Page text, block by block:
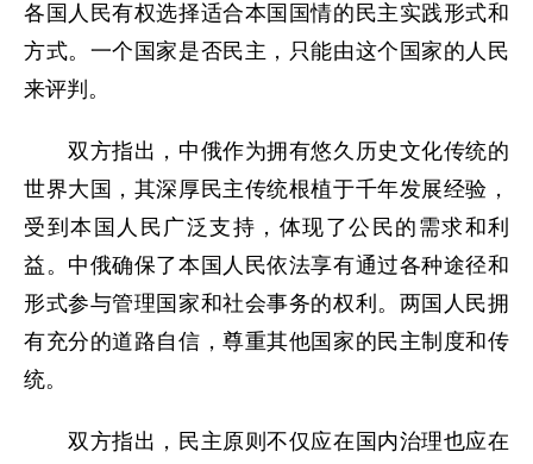
各国人民有权选择适合本国国情的民主实践形式和
方式。一个国家是否民主，只能由这个国家的人民
来评判。
双方指出，中俄作为拥有悠久历史文化传统的
世界大国，其深厚民主传统根植于千年发展经验，
受到本国人民广泛支持，体现了公民的需求和利
益。中俄确保了本国人民依法享有通过各种途径和
形式参与管理国家和社会事务的权利。两国人民拥
有充分的道路自信，尊重其他国家的民主制度和传
统。
双方指出，民主原则不仅应在国内治理也应在